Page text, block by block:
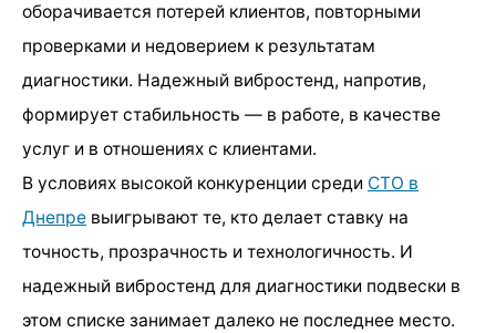
оборачивается потерей клиентов, повторными
проверками и недоверием к результатам
диагностики. Надежный вибростенд, напротив,
формирует стабильность — в работе, в качестве
услуг и в отношениях с клиентами.
В условиях высокой конкуренции среди СТО в
Днепре выигрывают те, кто делает ставку на
точность, прозрачность и технологичность. И
надежный вибростенд для диагностики подвески в
этом списке занимает далеко не последнее место.